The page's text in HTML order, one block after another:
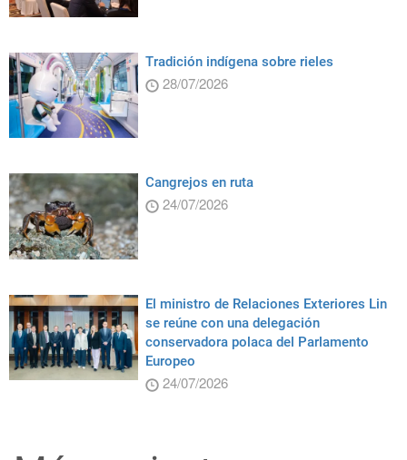
Tradición indígena sobre rieles
28/07/2026
Cangrejos en ruta
24/07/2026
El ministro de Relaciones Exteriores Lin
se reúne con una delegación
conservadora polaca del Parlamento
Europeo
24/07/2026